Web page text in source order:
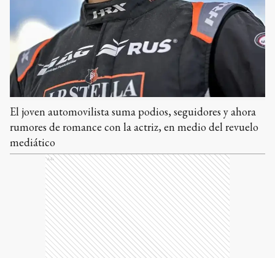
El joven automovilista suma podios, seguidores y ahora
rumores de romance con la actriz, en medio del revuelo
mediático
Ads